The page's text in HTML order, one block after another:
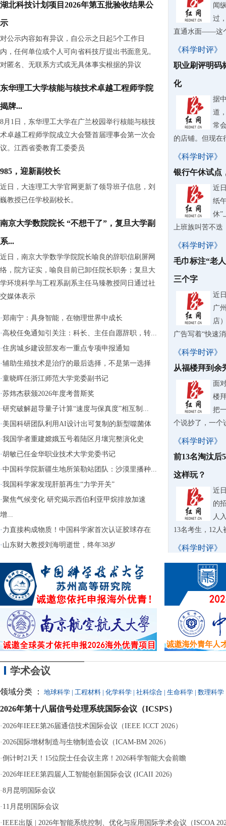
湖北科技计划项目2026年第五批验收结果公
示
对公示内容如有异议，自公示之日起5个工作日
内，任何单位或个人可向省科技厅提出书面意见。
对匿名、无联系方式或无具体事实根据的异议
东华理工大学核能与核技术卓越工程师学院
揭牌...
8月1日，东华理工大学在广兰校园举行核能与核技
术卓越工程师学院成立大会暨首届理事会第一次会
议。江西省委教育工委委员
985，迎新副校长
近日，大连理工大学官网更新了领导班子信息，刘
巍教授已任学校副校长。
南京大学数院院长 “不想干了”，复旦大学副
系...
近日，南京大学数学学院院长喻良的辞职信刷屏网
络，院方证实，喻良目前已卸任院长职务；复旦大
学环境科学与工程系副系主任马臻教授同日通过社
交媒体表示
·郑南宁：具身智能，在物理世界中成长
· 高校任免通知引关注：科长、主任自愿辞职，转...
·住房城乡建设部发布一重点专项申报通知
·辅助生殖技术是治疗的最后选择，不是第一选择
·童晓晖任浙江师范大学党委副书记
·苏炜杰获颁2026年度考普斯奖
·研究破解超导量子计算“速度与保真度”相互制...
· 美国科研团队利用AI设计出可复制的新型噬菌体
·我国学者重建嫦娥五号着陆区月壤完整演化史
·胡敏已任金华职业技术大学党委书记
·中国科学院新疆生地所策勒站团队：沙漠里播种...
·我国科学家发现肝脏再生“力学开关”
·聚焦气候变化 研究揭示西伯利亚甲烷排放加速
增...
· 力直接构成物质！中国科学家首次认证胶球存在
· 山东财大教授刘海明逝世，终年38岁
闻
过
直通水面——这
《科学时评》
职业刷评明码
化
据
道
常
的店铺。但现在
《科学时评》
银行午休试点
近
纸
休”
上班族叫苦不迭
《科学时评》
毛巾标注“老
三个字
近
广
店
广告写着“快速
《科学时评》
从福楼拜到余
面
楼
把
个说抄了，一个
《科学时评》
前13名淘汰后
这样玩？
近
的
人
13名考生，12人
《科学时评》
苏泊尔AI擦边
据
牌
学术会议
领域分类 ： 地球科学 | 工程材料 | 化学科学 | 社科综合 | 生命科学 | 数理科学
2026年第十八届信号处理系统国际会议（ICSPS）
·2026年IEEE第26届通信技术国际会议（IEEE ICCT 2026）
·2026国际增材制造与生物制造会议（ICAM-BM 2026）
·倒计时21天！15位院士任会议主席！2026科学智能大会前瞻
·2026年IEEE第四届人工智能创新国际会议 (ICAII 2026)
·8月昆明国际会议
· 11月昆明国际会议
·IEEE出版 | 2026年智能系统控制、优化与应用国际学术会议（ISCOA